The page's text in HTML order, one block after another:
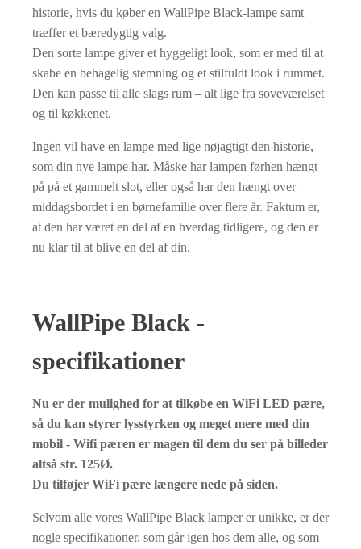
historie, hvis du køber en WallPipe Black-lampe samt
træffer et bæredygtig valg.
Den sorte lampe giver et hyggeligt look, som er med til at
skabe en behagelig stemning og et stilfuldt look i rummet.
Den kan passe til alle slags rum – alt lige fra soveværelset
og til køkkenet.
Ingen vil have en lampe med lige nøjagtigt den historie,
som din nye lampe har. Måske har lampen førhen hængt
på på et gammelt slot, eller også har den hængt over
middagsbordet i en børnefamilie over flere år. Faktum er,
at den har været en del af en hverdag tidligere, og den er
nu klar til at blive en del af din.
WallPipe Black -
specifikationer
Nu er der mulighed for at tilkøbe en WiFi LED pære,
så du kan styrer lysstyrken og meget mere med din
mobil - Wifi pæren er magen til dem du ser på billeder
altså str. 125Ø.
Du tilføjer WiFi pære længere nede på siden.
Selvom alle vores WallPipe Black lamper er unikke, er der
nogle specifikationer, som går igen hos dem alle, og som